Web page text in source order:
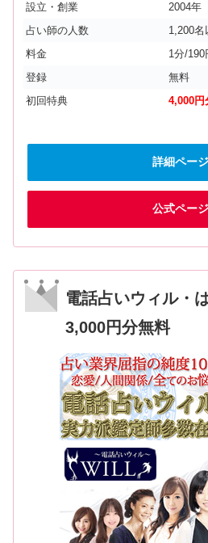
設立・創業
2004年
占い師の人数
1,200名
料金
1分/190
登録
無料
初回特典
4,000円
詳細ページ
公式ページ
電話占いウィル・
3,000円分無料